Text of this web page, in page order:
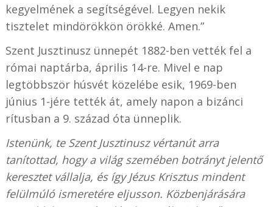
kegyelmének a segítségével. Legyen nekik
tisztelet mindörökkön örökké. Amen.”
Szent Jusztinusz ünnepét 1882-ben vették fel a
római naptárba, április 14-re. Mivel e nap
legtöbbször húsvét közelébe esik, 1969-ben
június 1-jére tették át, amely napon a bizánci
rítusban a 9. század óta ünneplik.
Istenünk, te Szent Jusztinusz vértanút arra
tanítottad, hogy a világ szemében botrányt jelentő
keresztet vállalja, és így Jézus Krisztus mindent
felülmúló ismeretére eljusson. Közbenjárására